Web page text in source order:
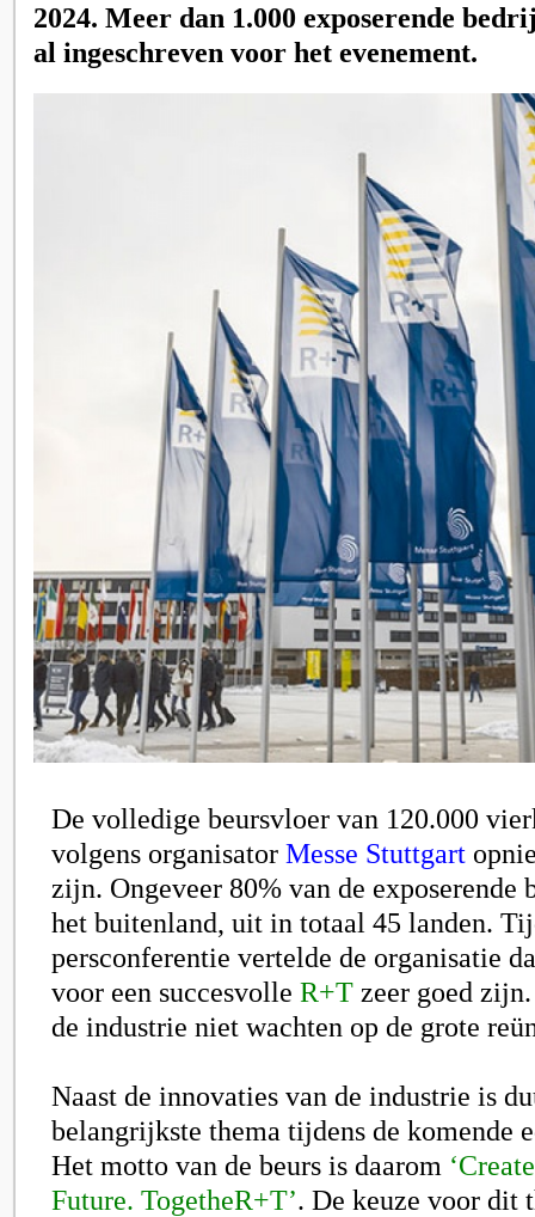
2024. Meer dan 1.000 exposerende
al ingeschreven voor het evenement.
De volledige beursvloer van 120.000
volgens organisator Messe Stuttgart
zijn. Ongeveer 80% van de
het buitenland, uit in totaal 45 landen.
persconferentie vertelde de organisatie
voor een succesvolle R+T zeer goed
de industrie niet wachten op de grote
Naast de innovaties van de industrie is
belangrijkste thema tijdens de komende
Het motto van de beurs is daarom
Future. TogetheR+T’. De keuze voor dit